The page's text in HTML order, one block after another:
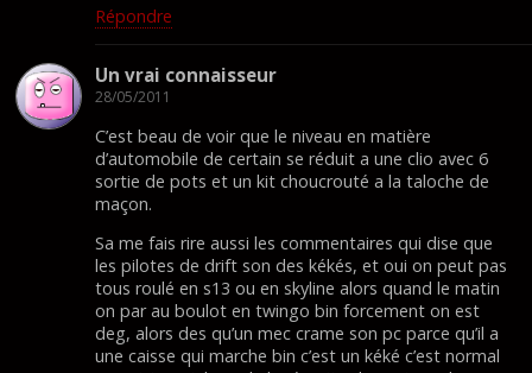
Répondre
Un vrai connaisseur
28/05/2011
C’est beau de voir que le niveau en matière
d’automobile de certain se réduit a une clio avec 6
sortie de pots et un kit choucrouté a la taloche de
maçon.
Sa me fais rire aussi les commentaires qui dise que
les pilotes de drift son des kékés, et oui on peut pas
tous roulé en s13 ou en skyline alors quand le matin
on par au boulot en twingo bin forcement on est
deg, alors des qu’un mec crame son pc parce qu’il a
une caisse qui marche bin c’est un kéké c’est normal